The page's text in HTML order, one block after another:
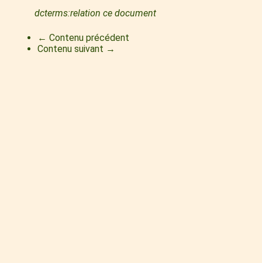
dcterms:relation ce document
← Contenu précédent
Contenu suivant →